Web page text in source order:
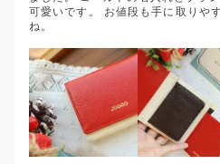
可愛いです。 お値段も手に取りや
ね。